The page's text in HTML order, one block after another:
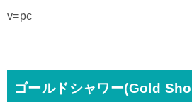
v=pc
ゴールドシャワー(Gold